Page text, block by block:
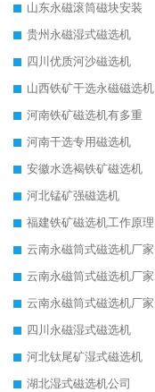
山东永磁滚筒磁块安装
贵州永磁湿式磁选机
四川优质河沙磁选机
山西铁矿干选永磁磁选机
河南铁矿磁选机有多重
河南干选专用磁选机
安徽水选褐铁矿磁选机
河北锰矿强磁选机
福建铁矿磁选机工作原理
云南永磁筒式磁选机厂家
云南永磁筒式磁选机厂家
云南永磁筒式磁选机厂家
四川永磁湿式磁选机
河北钛尾矿湿式磁选机
湖北湿式磁选机公司